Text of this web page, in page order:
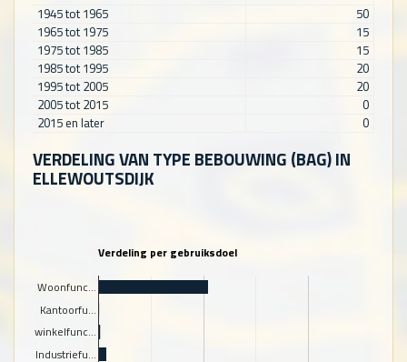
1945 tot 1965
50
1965 tot 1975
15
1975 tot 1985
15
1985 tot 1995
20
1995 tot 2005
20
2005 tot 2015
0
2015 en later
0
VERDELING VAN TYPE BEBOUWING (BAG) IN
ELLEWOUTSDIJK
Verdeling per gebruiksdoel
Woonfunc…
Kantoorfu…
winkelfunc…
Industriefu…